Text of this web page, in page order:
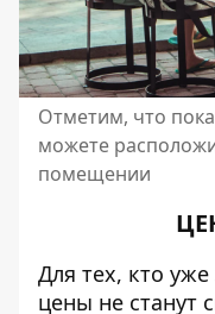
Отметим, что
можете
помещении
Для тех, кто
цены не станут